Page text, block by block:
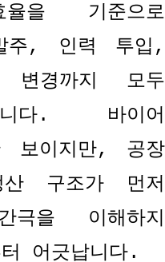
을 기준으로
주, 인력 투입 ,
변경까지 모두
다. 바이어
보이지만, 공장
산 구조가 먼저
극을 이해하지
어긋납니다.